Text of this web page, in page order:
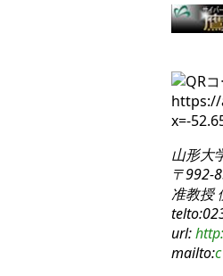
https://
x=-
山形大
〒992-
准教授
url:
mailto: